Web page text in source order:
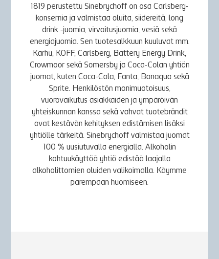
1819 perustettu Sinebrychoff on osa Carlsberg-
konsernia ja valmistaa oluita, siidereitä, long
drink -juomia, virvoitusjuomia, vesiä sekä
energiajuomia. Sen tuotesalkkuun kuuluvat mm.
Karhu, KOFF, Carlsberg, Battery Energy Drink,
Crowmoor sekä Somersby ja Coca-Colan yhtiön
juomat, kuten Coca-Cola, Fanta, Bonaqua sekä
Sprite. Henkilöstön monimuotoisuus,
vuorovaikutus asiakkaiden ja ympäröivän
yhteiskunnan kanssa sekä vahvat tuotebrändit
ovat kestävän kehityksen edistämisen lisäksi
yhtiölle tärkeitä. Sinebrychoff valmistaa juomat
100 % uusiutuvalla energialla. Alkoholin
kohtuukäyttöä yhtiö edistää laajalla
alkoholittomien oluiden valikoimalla. Käymme
parempaan huomiseen.